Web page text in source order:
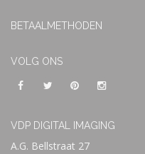
BETAALMETHODEN
VOLG ONS
VDP DIGITAL IMAGING
A.G. Bellstraat 27